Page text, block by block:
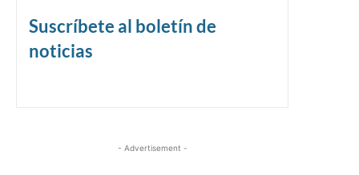
Suscríbete al boletín de
noticias
- Advertisement -